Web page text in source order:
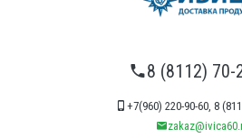
8 (8112) 70-
+7(960) 220-90-60, 8